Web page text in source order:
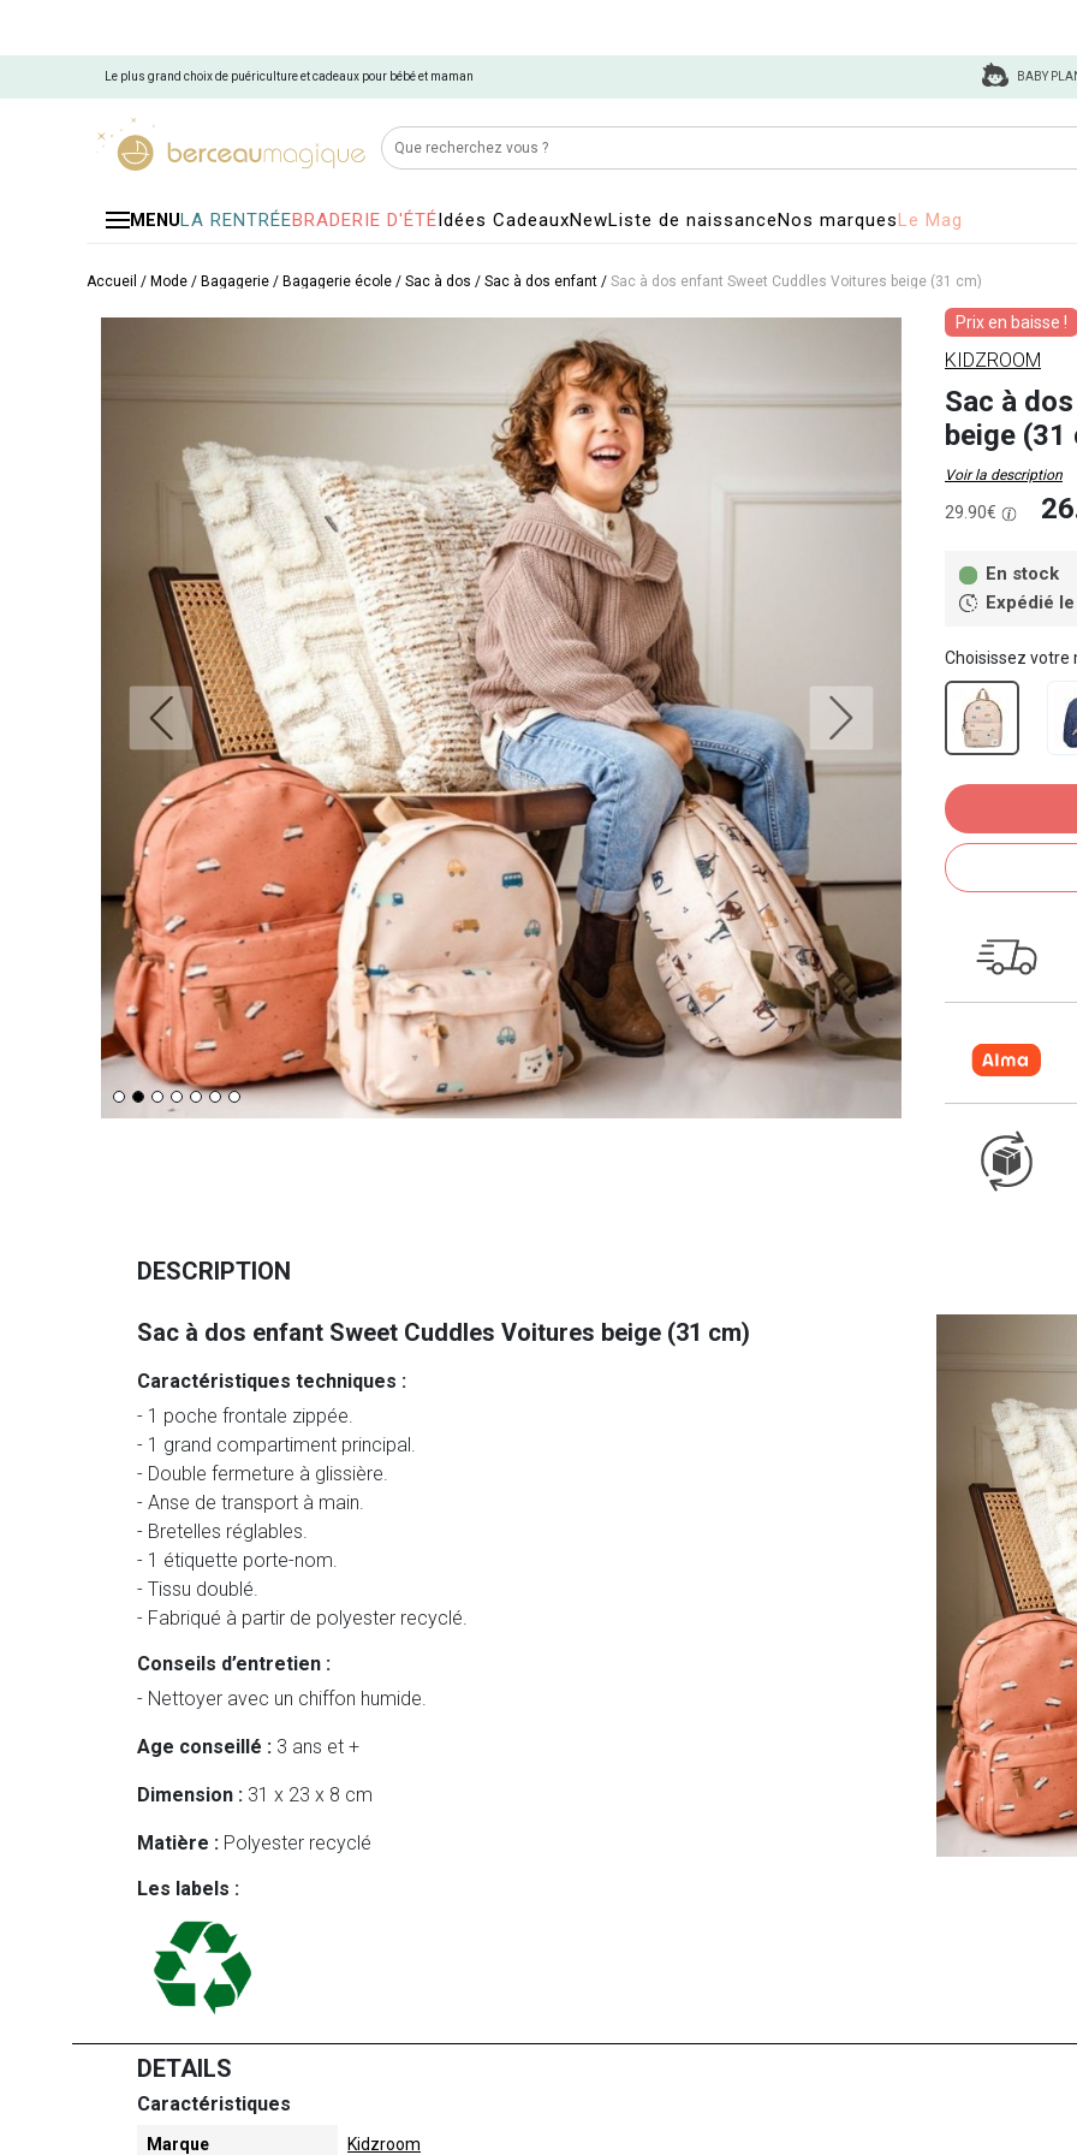
Le plus grand choix de puériculture et cadeaux pour bébé et maman BABY
MENULA RENTRÉEBRADERIE D'ÉTÉIdées CadeauxNewListe de naissanceNos marquesLe Mag
Accueil / Mode / Bagagerie / Bagagerie école / Sac à dos / Sac à dos enfant / Sac à dos enfant Sweet Cuddles Voitures beige (31 cm)
Prix en baisse !
KIDZROOM
Sac à
beige (31
Voir la description
29.90€
En stock
Expédié
Choisissez votre
DESCRIPTION
Sac à dos enfant Sweet Cuddles Voitures beige (31 cm)
Caractéristiques techniques :
- 1 poche frontale zippée.
- 1 grand compartiment principal.
- Double fermeture à glissière.
- Anse de transport à main.
- Bretelles réglables.
- 1 étiquette porte-nom.
- Tissu doublé.
- Fabriqué à partir de polyester recyclé.
Conseils d’entretien :
- Nettoyer avec un chiffon humide.
Age conseillé : 3 ans et +
Dimension : 31 x 23 x 8 cm
Matière : Polyester recyclé
Les labels :
DETAILS
Caractéristiques
Marque Kidzroom